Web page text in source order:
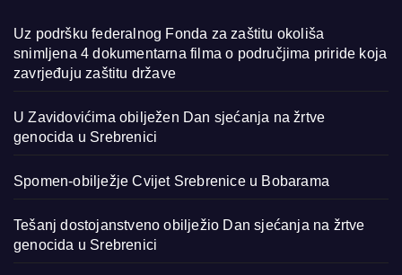
Uz podršku federalnog Fonda za zaštitu okoliša
snimljena 4 dokumentarna filma o područjima priride koja
zavrjeđuju zaštitu države
U Zavidovićima obilježen Dan sjećanja na žrtve
genocida u Srebrenici
Spomen-obilježje Cvijet Srebrenice u Bobarama
Tešanj dostojanstveno obilježio Dan sjećanja na žrtve
genocida u Srebrenici